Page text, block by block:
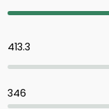
413.3
346